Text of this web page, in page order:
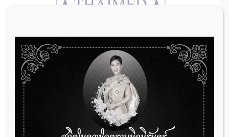
การนำเข้าหรือผลิตเครื่องมือแพทย์ ต้องได้รับใบจด
ทะเบียนสถานประกอบผลิตหรือนำเข้าเครื่องมือแพทย์ก่อน
เท่านั้น